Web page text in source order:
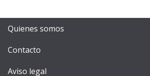
Quienes somos
Contacto
Aviso legal